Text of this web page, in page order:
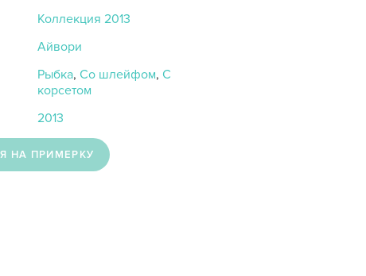
Коллекция 2013
Айвори
Рыбка,Со шлейфом,С
корсетом
2013
НА ПРИМЕРКУ